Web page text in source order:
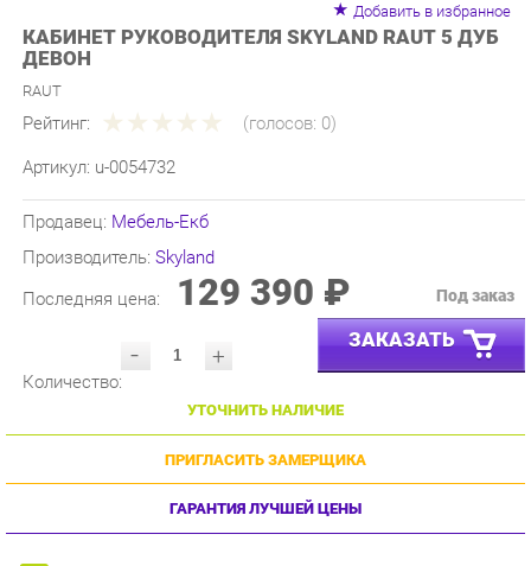
КАБИНЕТ РУКОВОДИТЕЛЯ SKYLAND RAUT 5 ДУБ
ДЕВОН
RAUT
Рейтинг:
u-0054732
Производитель:Skyland
Последняя цена: 129 390 ₽
- ЗАКАЗАТЬ
УТОЧНИТЬ НАЛИЧИЕ
ПРИГЛАСИТЬ ЗАМЕРЩИКА
ГАРАНТИЯ ЛУЧШЕЙ ЦЕНЫ
Доставкапог. Екатеринбурги до ТК -бесплатна.